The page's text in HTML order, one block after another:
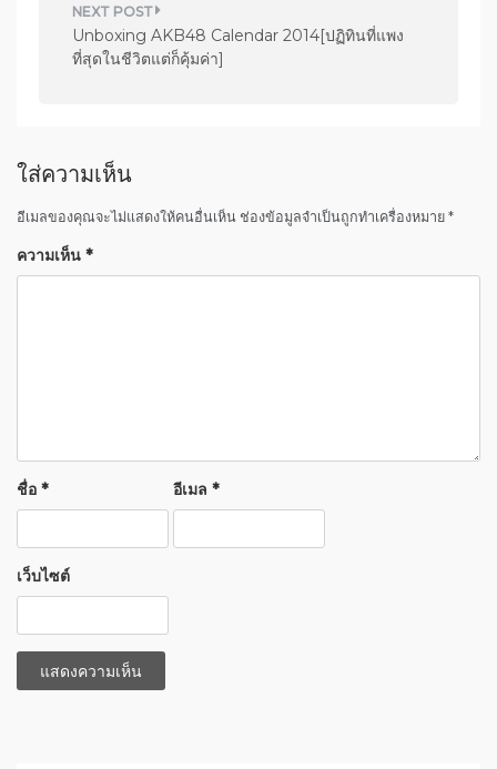
ะ
แ
รื่
อ
ง
Unboxing AKB48 Calendar 2014[ปฏิทินที่แพง
ที่สุดในชีวิตแต่ก็คุ้มค่า]
ใส่ความเห็น
อีเมลของคุณจะไม่แสดงให้คนอื่นเห็น ช่องข้อมูลจำเป็นถูกทำเครื่องหมาย *
ความเห็น *
ชื่อ * อีเมล*
เว็บไซต์